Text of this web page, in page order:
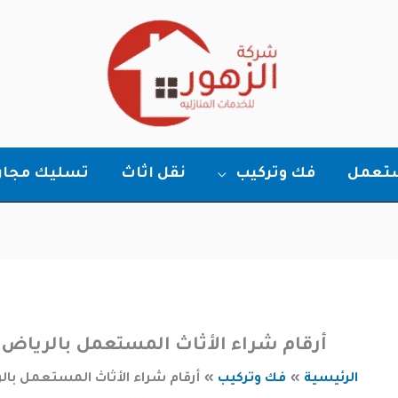
فك وتركيب نقل اثاث تسليك
أرقام شراء الأثاث المستعمل بالرياض
الرئيسية فك وتركيب أرقام شراء الأثاث المستعمل